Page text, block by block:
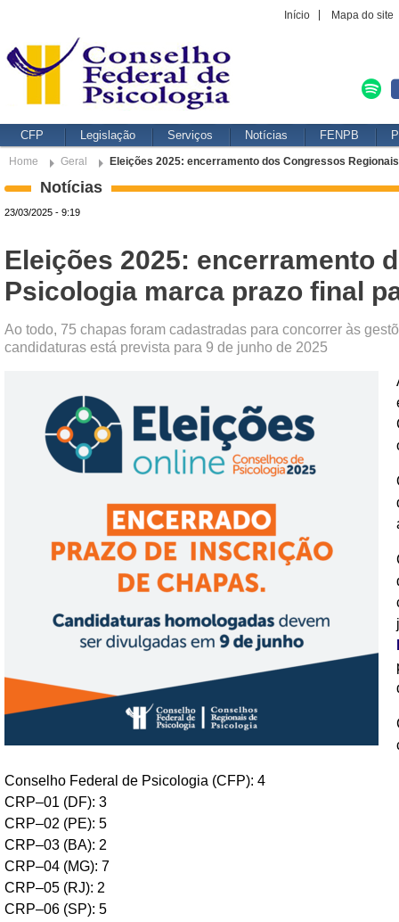
Início Mapa do site
CFP Legislação Serviços Notícias FENPB
Home Geral Eleições 2025: encerramento dos Congressos
Notícias
23/03/2025 - 9:19
Eleições 2025: encerramento
Psicologia marca prazo final
Ao todo, 75 chapas foram cadastradas para concorrer às
candidaturas está prevista para 9 de junho de 2025
Conselho Federal de Psicologia (CFP): 4
CRP–01 (DF): 3
CRP–02 (PE): 5
CRP–03 (BA): 2
CRP–04 (MG): 7
CRP–05 (RJ): 2
CRP–06 (SP): 5